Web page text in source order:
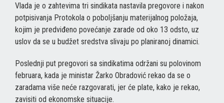
Vlada je o zahtevima tri sindikata nastavila pregovore i nakon
potpisivanja Protokola o poboljšanju materijalnog položaja,
kojim je predviđeno povećanje zarade od oko 13 odsto, uz
uslov da se u budžet sredstva slivaju po planiranoj dinamici.
Poslednji put pregovori sa sindikatima održani su polovinom
februara, kada je ministar Žarko Obradović rekao da se o
zaradama više neće razgovarati, jer će plate, kako je rekao,
zavisiti od ekonomske situacije.